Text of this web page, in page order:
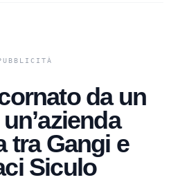
da un
tra Gangi e
Siculo